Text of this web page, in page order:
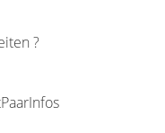
?